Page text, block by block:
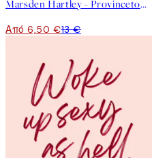
Marsden Hartley - Provincetown Poster
Από 6,50 €13 €